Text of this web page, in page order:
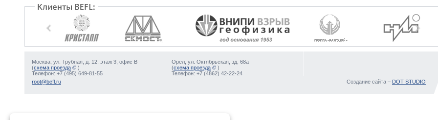
Москва, ул. Трубная, д. 12, этаж 3, офис В
(схема проезда
)
Телефон: +7 (495) 649-81-55
Орёл, ул. Октябрьская, зд. 68а
(схема проезда
)
Телефон: +7 (4862) 42-22-24
root@befl.ru
Создание сайта – DOT STUDIO